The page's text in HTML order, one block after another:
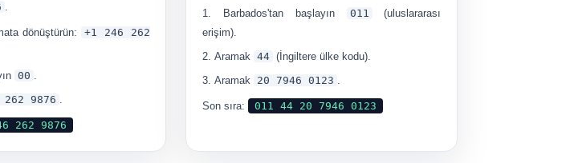
.
dönüştürün:
+1 246 262
00 .
9876 .
262 9876
Barbados'tan başlayın 011
(uluslararası
erişim).
Aramak 44 (İngiltere ülke kodu).
Aramak 20 7946 0123 .
Son sıra: 011 44 ​​20 7946 0123